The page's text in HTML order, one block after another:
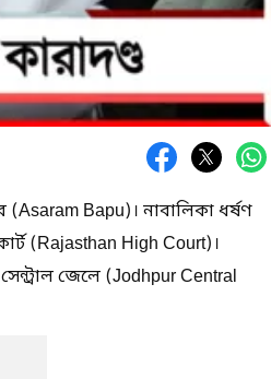
Bapu)। নাবালিকা ধর্ষণ
(Rajasthan High Court)।
জেলে (Jodhpur Central